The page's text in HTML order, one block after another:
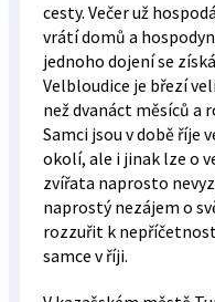
cesty. Večer už
vrátí domů a
jednoho dojení se
Velbloudice je březí
než dvanáct měsíců a
Samci jsou v době říje
okolí, ale i jinak lze o
zvířata naprosto
naprostý nezájem o
rozzuřit k
samce v říji.